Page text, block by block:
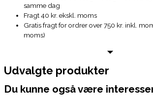
samme dag
Fragt 40 kr. ekskl. moms
Gratis fragt for ordrer over 750 kr. inkl.
moms)
Udvalgte produkter
Du kunne også være